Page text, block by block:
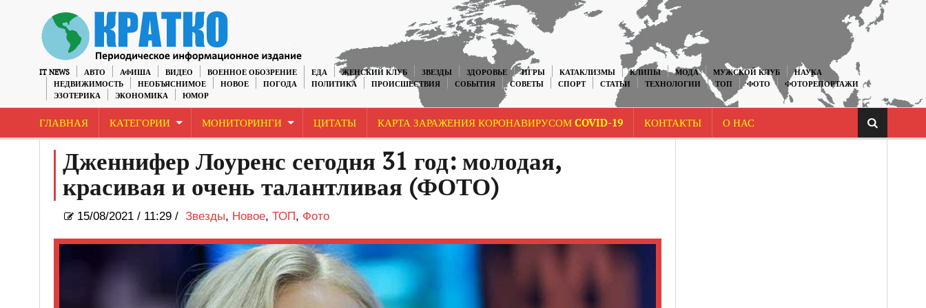
IT NEWS АВТО АФИША ВИДЕО ВОЕННОЕ ОБОЗРЕНИЕ ЕДА ЖЕНСКИЙ КЛУБ ЗВЕЗДЫ ЗДОРОВЬЕ ИГРЫ КАТАКЛИЗМЫ КЛИПЫ МОДА МУЖСКОЙ КЛУБ
НАУКА
НЕДВИЖИМОСТЬ
НЕОБЪЯСНИМОЕ НОВОЕ ПОГОДА ПОЛИТИКА ПРОИСШЕСТВИЯ СОБЫТИЯ СОВЕТЫ СПОРТ СТАТЬИ ТЕХНОЛОГИИ ТОП ФОТО
ФОТОРЕПОРТАЖИ
ЭЗОТЕРИКА
ЭКОНОМИКА ЮМОР
ГЛАВНАЯ КАТЕГОРИИ МОНИТОРИНГИ ЦИТАТЫ КАРТА ЗАРАЖЕНИЯ КОРОНАВИРУСОМ COVID-19 КОНТАКТЫ О НАС
Дженнифер Лоуренс сегодня 31 год: молодая,
красивая и очень талантливая (ФОТО)
15/08/2021/ 11:29 / Звезды, Новое, ТОП, Фото